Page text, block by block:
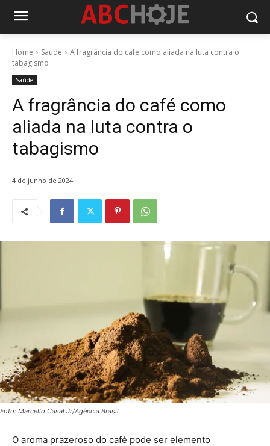
Home Saúde
A fragrância do café como aliada na luta contra o
tabagismo
Saúde
A fragrância do café como
aliada na luta contra o
tabagismo
4 de junho de 2024
Foto: Marcello Casal Jr/Agência Brasil
O aroma prazeroso do café pode ser elemento